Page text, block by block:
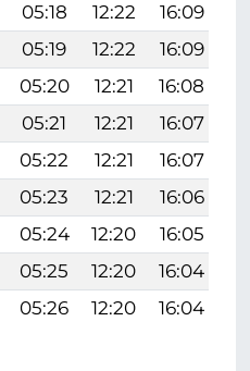
05:18 12:22 16:09
05:19 12:22 16:09
05:20 12:21 16:08
05:21 12:21 16:07
05:22 12:21 16:07
05:23 12:21 16:06
05:24 12:20 16:05
05:25 12:20 16:04
05:26 12:20 16:04